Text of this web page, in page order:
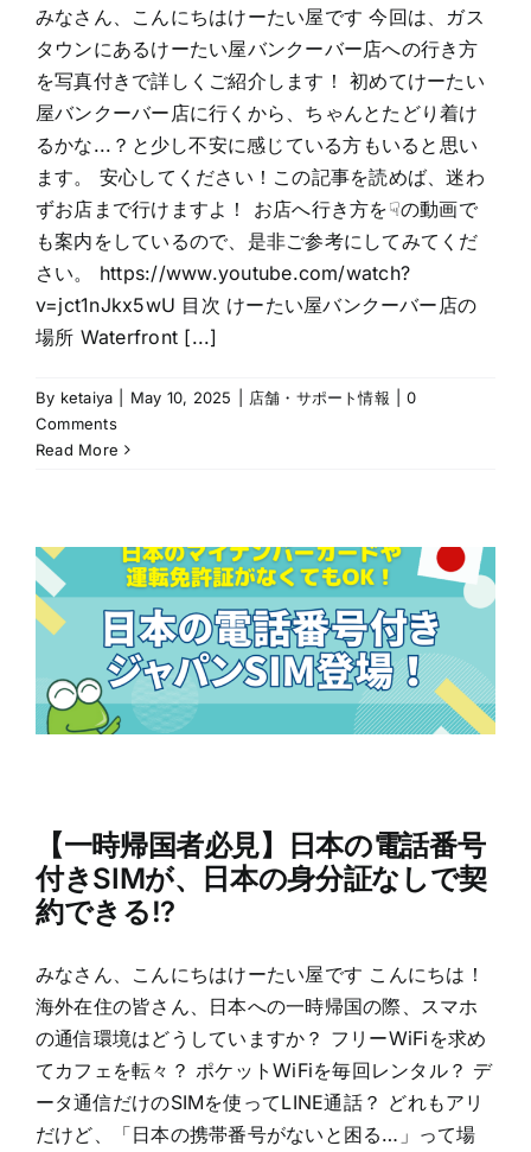
みなさん、こんにちはけーたい屋です 今回は、ガス
タウンにあるけーたい屋バンクーバー店への行き方
を写真付きで詳しくご紹介します！ 初めてけーたい
屋バンクーバー店に行くから、ちゃんとたどり着け
るかな...？と少し不安に感じている方もいると思い
ます。 安心してください！この記事を読めば、迷わ
ずお店まで行けますよ！ お店へ行き方を☟の動画で
も案内をしているので、是非ご参考にしてみてくだ
さい。 https://www.youtube.com/watch?
v=jct1nJkx5wU 目次 けーたい屋バンクーバー店の
場所 Waterfront [...]
By ketaiya May 10, 2025 店舗・サポート情報
0
Comments
Read More
【一時帰国者必見】日本の電話番号
付きSIMが、日本の身分証なしで契
約できる!?
みなさん、こんにちはけーたい屋です こんにちは！
海外在住の皆さん、日本への一時帰国の際、スマホ
の通信環境はどうしていますか？ フリーWiFiを求め
てカフェを転々？ ポケットWiFiを毎回レンタル？ デ
ータ通信だけのSIMを使ってLINE通話？ どれもアリ
だけど、「日本の携帯番号がないと困る…」って場